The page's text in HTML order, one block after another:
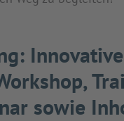
sowie